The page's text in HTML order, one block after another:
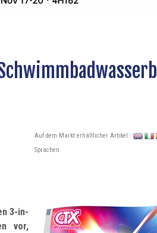
Auf dem Markt erhältlicher Artikel :
Sprachen
3-in-
vor,